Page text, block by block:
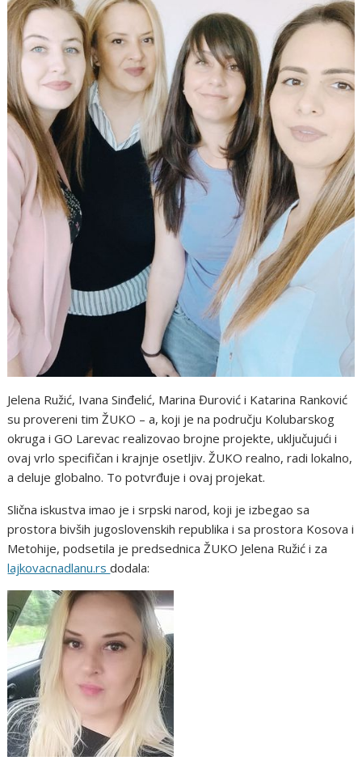
Jelena Ružić, Ivana Sinđelić, Marina Đurović i Katarina Ranković
su provereni tim ŽUKO – a, koji je na području Kolubarskog
okruga i GO Larevac realizovao brojne projekte, uključujući i
ovaj vrlo specifičan i krajnje osetljiv. ŽUKO realno, radi lokalno,
a deluje globalno. To potvrđuje i ovaj projekat.
Slična iskustva imao je i srpski narod, koji je izbegao sa
prostora bivših jugoslovenskih republika i sa prostora Kosova i
Metohije, podsetila je predsednica ŽUKO Jelena Ružić i za
lajkovacnadlanu.rsdodala: